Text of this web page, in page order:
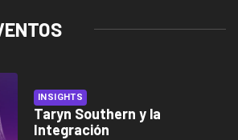
INSIGHTS
Taryn Southern y la
Integración